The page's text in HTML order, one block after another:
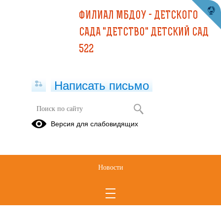
ФИЛИАЛ МБДОУ - ДЕТСКОГО
САДА "ДЕТСТВО" ДЕТСКИЙ САД
522
Написать письмо
Версия для слабовидящих
Новости